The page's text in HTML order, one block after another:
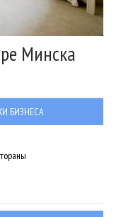
Минска
БИЗНЕСА